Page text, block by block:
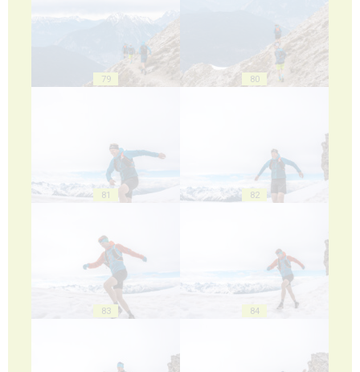
79 80
81 82
83 84